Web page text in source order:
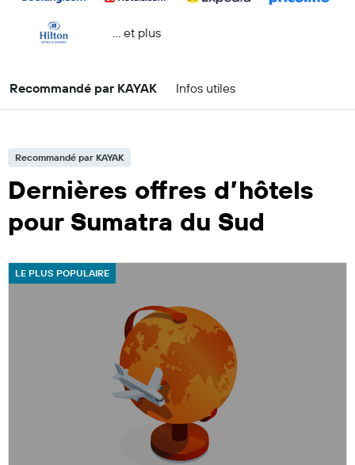
… et plus
Recommandé par KAYAK Infos utiles
Recommandé par KAYAK
Dernières offres d’hôtels
pour Sumatra du Sud
LE PLUS POPULAIRE